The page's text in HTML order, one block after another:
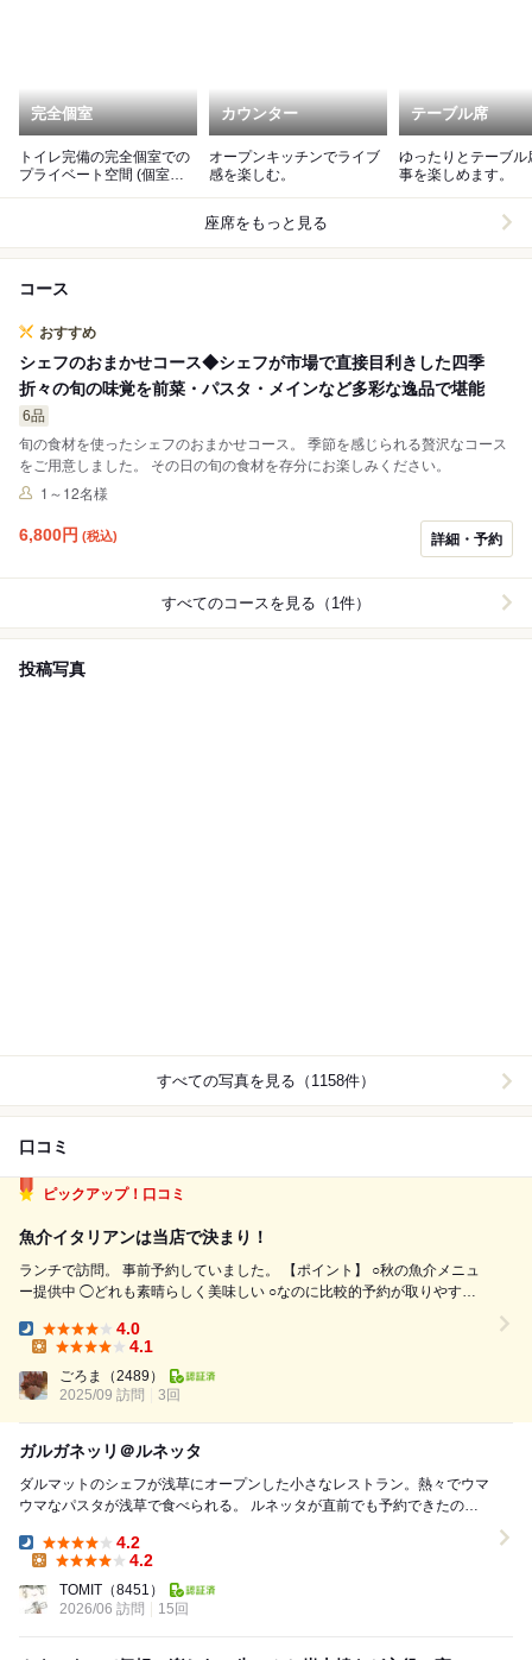
完全個室
トイレ完備の完全個室での
プライベート空間 (個室料
カウンター
オープンキッチンでライブ
感を楽しむ。
テーブル席
ゆったりとテーブル
事を楽しめます。
座席をもっと見る
コース
おすすめ
シェフのおまかせコース◆シェフが市場で直接目利きした四季
折々の旬の味覚を前菜・パスタ・メインなど多彩な逸品で堪能
6品
旬の食材を使ったシェフのおまかせコース。 季節を感じられる贅沢なコース
をご用意しました。 その日の旬の食材を存分にお楽しみください。
1～12名様
6,800円 (税込) 詳細・予約
すべてのコースを見る（1件）
投稿写真
すべての写真を見る（1158件）
口コミ
ピックアップ！口コミ
魚介イタリアンは当店で決まり！
ランチで訪問。 事前予約していました。 【ポイント】 ○秋の魚介メニュ
ー提供中 ◯どれも素晴らしく美味しい ○なのに比較的予約が取りやすい
時間半程度 *G...
Dinner:
4.0
4.1
ごろま
（2489）
2025/09 訪問
3回
ガルガネッリ＠ルネッタ
ダルマットのシェフが浅草にオープンした小さなレストラン。熱々でウマ
ウマなパスタが浅草で食べられる。 ルネッタが直前でも予約できたの
Dinner:
4.2
4.2
TOMIT （8451）
2026/06 訪問
15回